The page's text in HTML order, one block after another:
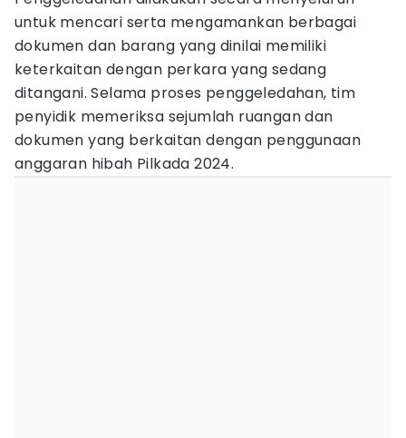
untuk mencari serta mengamankan berbagai
dokumen dan barang yang dinilai memiliki
keterkaitan dengan perkara yang sedang
ditangani. ‎Selama proses penggeledahan, tim
penyidik memeriksa sejumlah ruangan dan
dokumen yang berkaitan dengan penggunaan
anggaran hibah Pilkada 2024.